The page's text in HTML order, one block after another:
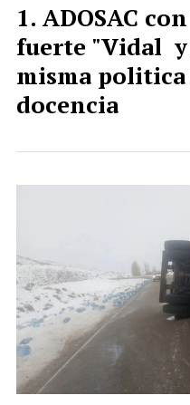
ADOSAC
fuerte "Vidal
misma
docencia